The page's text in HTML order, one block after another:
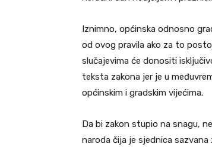
Iznimno, općinska odnosno
od ovog pravila ako za to
slučajevima će donositi
teksta zakona jer je u
općinskim i gradskim vijećima.
Da bi zakon stupio na snagu,
naroda čija je sjednica